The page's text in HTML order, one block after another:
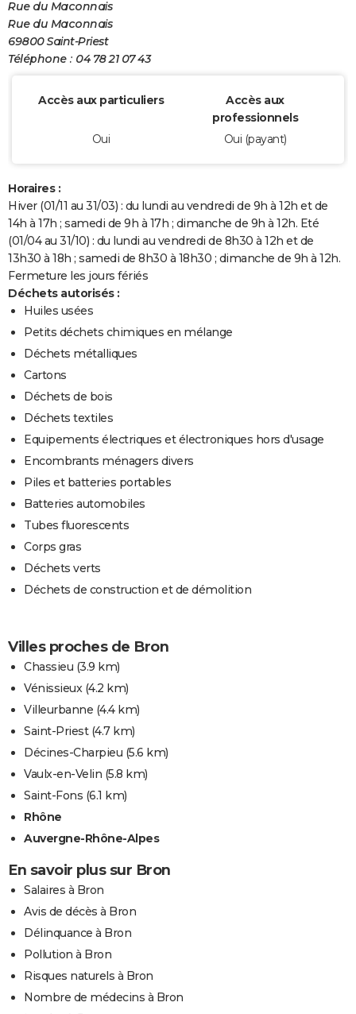
Rue du Maconnais
Rue du Maconnais
69800 Saint-Priest
Téléphone : 04 78 21 07 43
Accès aux particuliers
Accès aux
professionnels
Oui
Oui (payant)
Horaires :
Hiver (01/11 au 31/03) : du lundi au vendredi de 9h à 12h et de
14h à 17h ; samedi de 9h à 17h ; dimanche de 9h à 12h. Eté
(01/04 au 31/10) : du lundi au vendredi de 8h30 à 12h et de
13h30 à 18h ; samedi de 8h30 à 18h30 ; dimanche de 9h à 12h.
Fermeture les jours fériés
Déchets autorisés :
Huiles usées
Petits déchets chimiques en mélange
Déchets métalliques
Cartons
Déchets de bois
Déchets textiles
Equipements électriques et électroniques hors d'usage
Encombrants ménagers divers
Piles et batteries portables
Batteries automobiles
Tubes fluorescents
Corps gras
Déchets verts
Déchets de construction et de démolition
Villes proches de Bron
Chassieu (3.9 km)
Vénissieux(4.2 km)
Villeurbanne (4.4 km)
Saint-Priest(4.7 km)
Décines-Charpieu (5.6 km)
Vaulx-en-Velin (5.8 km)
Saint-Fons (6.1 km)
Rhône
Auvergne-Rhône-Alpes
En savoir plus sur Bron
Salaires à Bron
Avis de décès à Bron
Délinquance à Bron
Pollution à Bron
Risques naturels à Bron
Nombre de médecins à Bron